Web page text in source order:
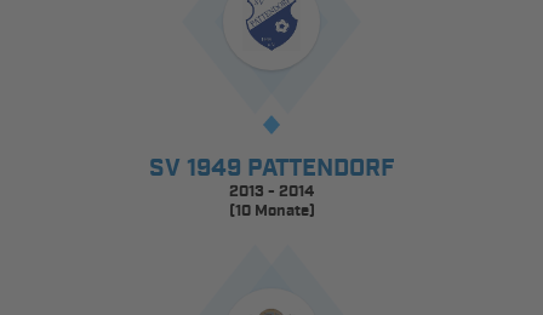
SV 1949 PATTENDORF
2013 - 2014
(10 Monate)